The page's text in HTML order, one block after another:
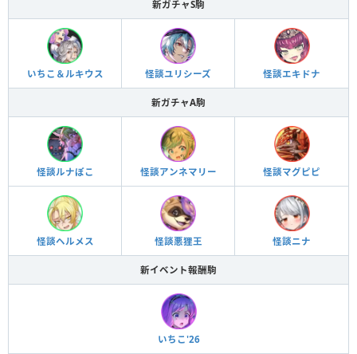
新ガチャS駒
いちこ＆ルキウス 怪談ユリシーズ 怪談エキドナ
新ガチャA駒
怪談ルナぽこ 怪談アンネマリー 怪談マグピピ
怪談ヘルメス 怪談悪狸王 怪談ニナ
新イベント報酬駒
いちこ'26